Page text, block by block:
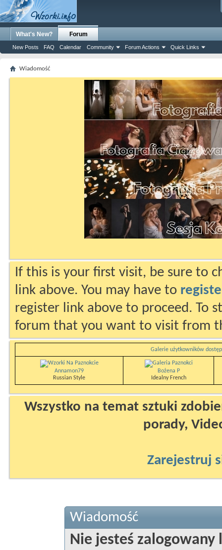
What's New? Forum
New Posts FAQ Calendar Community Forum Actions Quick Links
Wiadomość
If this is your first visit, be sure to
link above. You may have to
register link above to proceed. To
forum that you want to visit from
Galerie użytkowników
Annamon79
Russian Style
Bożena P
Idealny French
Wszystko na temat sztuki
porady,
Zarejestruj
Wiadomość
Nie jesteś zalogowany